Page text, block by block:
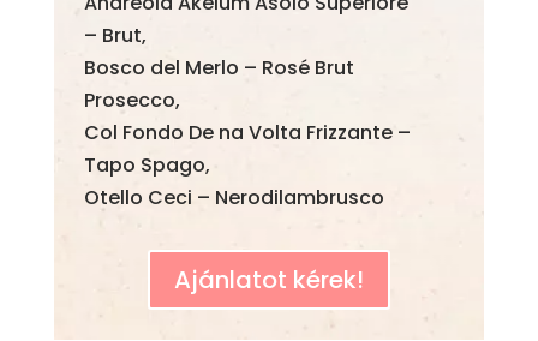
– Brut,
Bosco del Merlo – Rosé Brut
Prosecco,
Col Fondo De na Volta Frizzante –
Tapo Spago,
Otello Ceci – Nerodilambrusco
Ajánlatot kérek!